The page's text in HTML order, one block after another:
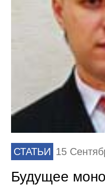
СТАТЬИ 15
Будущее